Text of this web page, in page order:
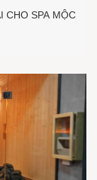
CHO SPA MỘC